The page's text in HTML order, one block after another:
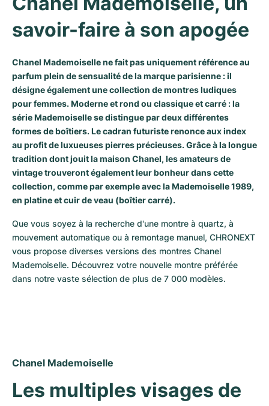
Yacht-Master
Yacht-Master II
Sea-Dweller
Sky-Dweller
Submariner
Crash
Pasha
Tortue
Baignoire
Ballon Blanc
Montres d'occasion
Montres pour femmes
Transocean
Cockpit
Chronospace
Super Avenger
Galactic
Montres d'occasion
Montres pour femmes
Montres d'occasion
Montres pour femmes
Da Vinci
Aquatimer
Spitfire
GST
Vintage
Montres d'occasion
savoir-faire à son apogée
Chanel Mademoiselle ne fait pas uniquement référence au
parfum plein de sensualité de la marque parisienne : il
désigne également une collection de montres ludiques
pour femmes. Moderne et rond ou classique et carré : la
série Mademoiselle se distingue par deux différentes
formes de boîtiers. Le cadran futuriste renonce aux index
au profit de luxueuses pierres précieuses. Grâce à la longue
tradition dont jouit la maison Chanel, les amateurs de
vintage trouveront également leur bonheur dans cette
collection, comme par exemple avec la Mademoiselle 1989,
en platine et cuir de veau (boîtier carré).
Que vous soyez à la recherche d'une montre à quartz, à
mouvement automatique ou à remontage manuel, CHRONEXT
vous propose diverses versions des montres Chanel
Mademoiselle. Découvrez votre nouvelle montre préférée
dans notre vaste sélection de plus de 7 000 modèles.
Chanel Mademoiselle
Les multiples visages de